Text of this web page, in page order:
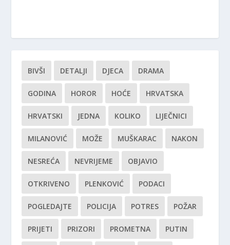
BIVŠI DETALJI DJECA DRAMA
GODINA HOROR HOĆE HRVATSKA
HRVATSKI JEDNA KOLIKO LIJEČNICI
MILANOVIĆ MOŽE MUŠKARAC NAKON
NESREĆA NEVRIJEME OBJAVIO
OTKRIVENO PLENKOVIĆ PODACI
POGLEDAJTE POLICIJA POTRES POŽAR
PRIJETI PRIZORI PROMETNA PUTIN